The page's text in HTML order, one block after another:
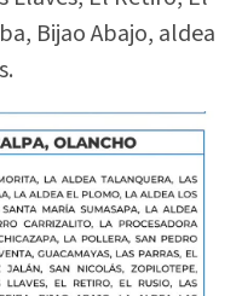
Bijao Abajo, aldea